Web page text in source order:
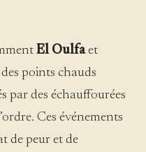
El Oulfaet
points chauds
par des échauffourées
Ces événements
de peur et de